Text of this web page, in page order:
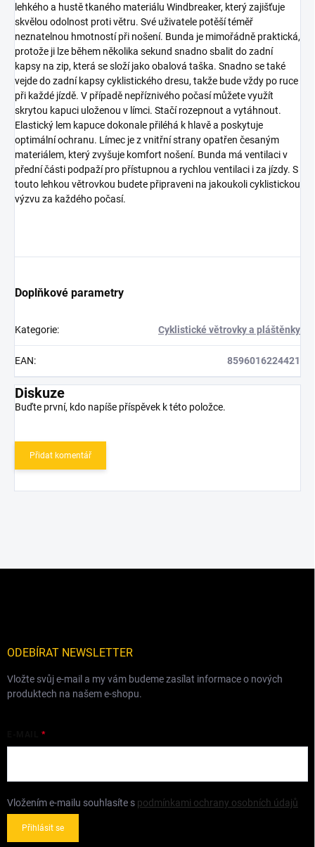
lehkého a hustě tkaného materiálu Windbreaker, který zajišťuje
skvělou odolnost proti větru. Své uživatele potěší téměř
neznatelnou hmotností při nošení. Bunda je mimořádně praktická,
protože ji lze během několika sekund snadno sbalit do zadní
kapsy na zip, která se složí jako obalová taška. Snadno se také
vejde do zadní kapsy cyklistického dresu, takže bude vždy po ruce
při každé jízdě. V případě nepříznivého počasí můžete využít
skrytou kapuci uloženou v límci. Stačí rozepnout a vytáhnout.
Elastický lem kapuce dokonale přiléhá k hlavě a poskytuje
optimální ochranu. Límec je z vnitřní strany opatřen česaným
materiálem, který zvyšuje komfort nošení. Bunda má ventilaci v
přední části podpaží pro přístupnou a rychlou ventilaci i za jízdy. S
touto lehkou větrovkou budete připraveni na jakoukoli cyklistickou
výzvu za každého počasí.
Doplňkové parametry
Kategorie: Cyklistické větrovky a pláštěnky
EAN: 8596016224421
Diskuze
Buďte první, kdo napíše příspěvek k této položce.
Přidat komentář
ODEBÍRAT NEWSLETTER
Vložte svůj e-mail a my vám budeme zasílat informace o nových
produktech na našem e-shopu.
Vložením e-mailu souhlasíte s podmínkami ochrany osobních údajů
Přihlásit se